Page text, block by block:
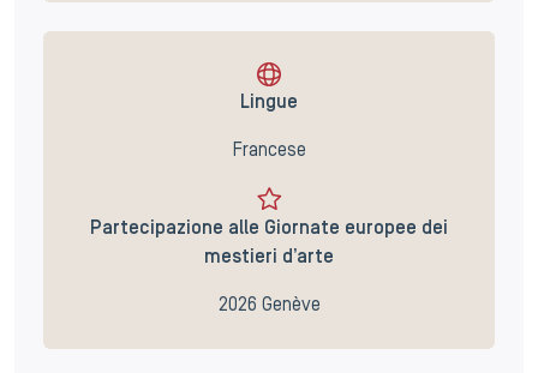
Lingue
Francese
Partecipazione alle Giornate europee dei
mestieri d’arte
2026 Genève